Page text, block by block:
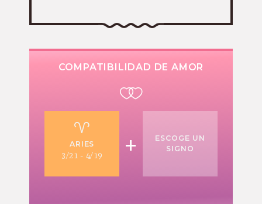
COMPATIBILIDAD DE AMOR
ARIES
3/21 - 4/19 +
ESCOGE UN
SIGNO